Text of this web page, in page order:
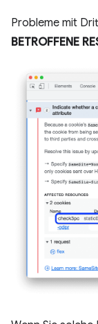
Probleme mit
BETROFFENE